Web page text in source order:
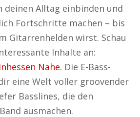
deinen Alltag einbinden und
Fortschritte machen – bis
Gitarrenhelden wirst. Schau
Inhalte an:
Nahe. Die E-Bass-
eine Welt voller groovender
Basslines, die den
ausmachen.